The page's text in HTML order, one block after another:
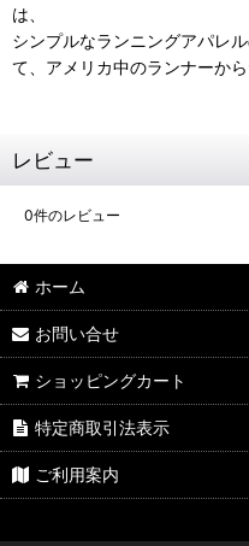
は、
シンプルなランニングアパレ
て、アメリカ中のランナーから
レビュー
0件のレビュー
ホーム
お問い合せ
ショッピングカート
特定商取引法表示
ご利用案内